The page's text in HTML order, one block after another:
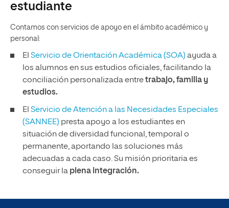
estudiante
Contamos con servicios de apoyo en el ámbito académico y
personal:
El Servicio de Orientación Académica (SOA) ayuda a
los alumnos en sus estudios oficiales, facilitando la
conciliación personalizada entretrabajo, familia y
estudios.
El Servicio de Atención a las Necesidades Especiales
(SANNEE) presta apoyo a los estudiantes en
situación de diversidad funcional, temporal o
permanente, aportando las soluciones más
adecuadas a cada caso. Su misión prioritaria es
conseguir la plena integración.